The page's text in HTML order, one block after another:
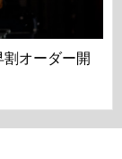
オーダー開